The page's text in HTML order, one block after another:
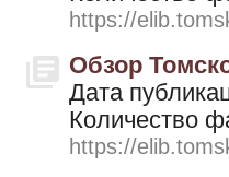
https://
Обзор
Дата
Количество
https://